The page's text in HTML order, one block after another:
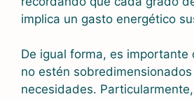
implica un gasto energético
De igual forma, es importante
no estén sobredimensionados
necesidades.